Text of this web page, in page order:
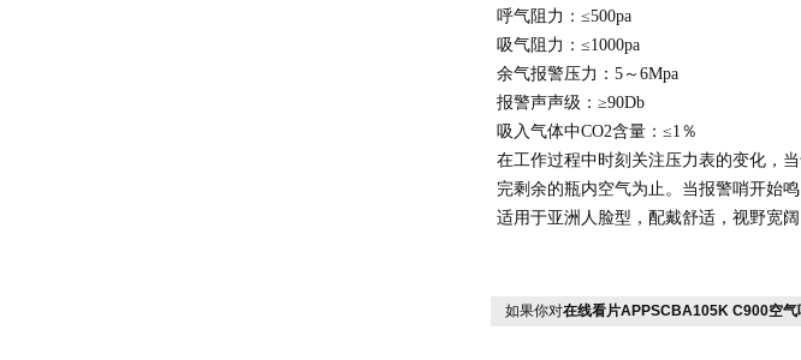
呼气阻力： ≤500pa
吸气阻力： ≤1000pa
余气报警压力： 5 ～ 6Mpa
报警声声级： ≥90Db
吸入气体中CO2含量：≤1 ％
在工作过程中时刻关注压力表的变化，
完剩余的瓶内空气为止。当报警哨开始
适用于亚洲人脸型，配戴舒适 ， 视野宽阔
如果你对在线看片APPSCBA105K C900空气